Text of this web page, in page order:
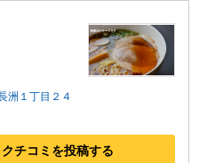
洲１丁目２４
チコミを投稿する